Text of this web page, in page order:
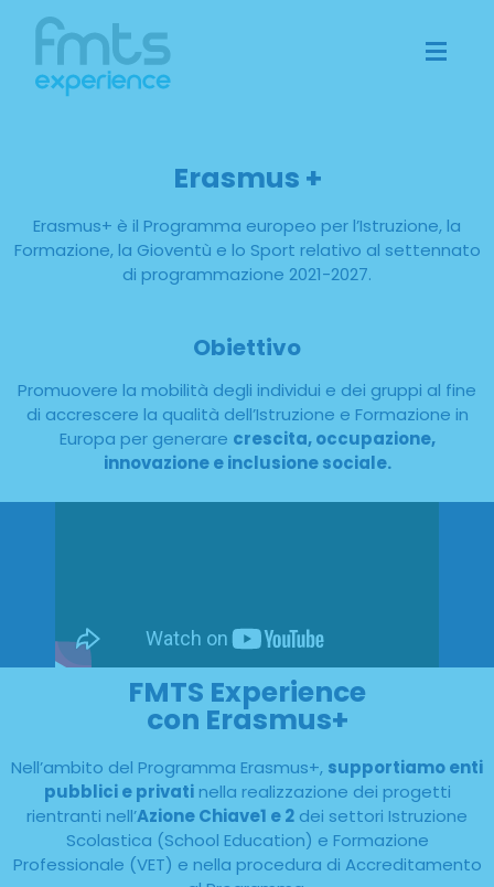
Erasmus +
Erasmus+ è il Programma europeo per l’Istruzione, la
Formazione, la Gioventù e lo Sport relativo al settennato
di programmazione 2021-2027.
Obiettivo
Promuovere la mobilità degli individui e dei gruppi al fine
di accrescere la qualità dell’Istruzione e Formazione in
Europa per generare crescita, occupazione,
innovazione e inclusione sociale.
FMTS Experience
con Erasmus+
Nell’ambito del Programma Erasmus+, supportiamo enti
pubblici e privatinella realizzazione dei progetti
rientranti nell’Azione Chiave1 e 2 dei settori Istruzione
Scolastica (School Education) e Formazione
Professionale (VET) e nella procedura di Accreditamento